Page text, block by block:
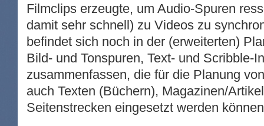
Filmclips erzeugte, um Audio-Spuren
damit sehr schnell) zu Videos zu
befindet sich noch in der (erweiterten)
Bild- und Tonspuren, Text- und Scribble-
zusammenfassen, die für die Planung
auch Texten (Büchern), Magazinen/
Seitenstrecken eingesetzt werden